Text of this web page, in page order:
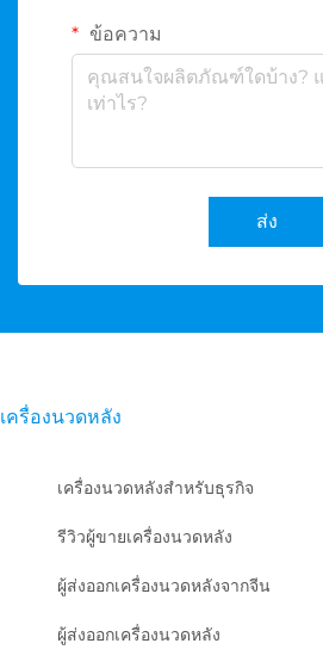
ข้อความ
ส่ง
เครื่องนวดหลัง
เครื่องนวดหลังสำหรับธุรกิจ
รีวิวผู้ขายเครื่องนวดหลัง
ผู้ส่งออกเครื่องนวดหลังจากจีน
ผู้ส่งออกเครื่องนวดหลัง